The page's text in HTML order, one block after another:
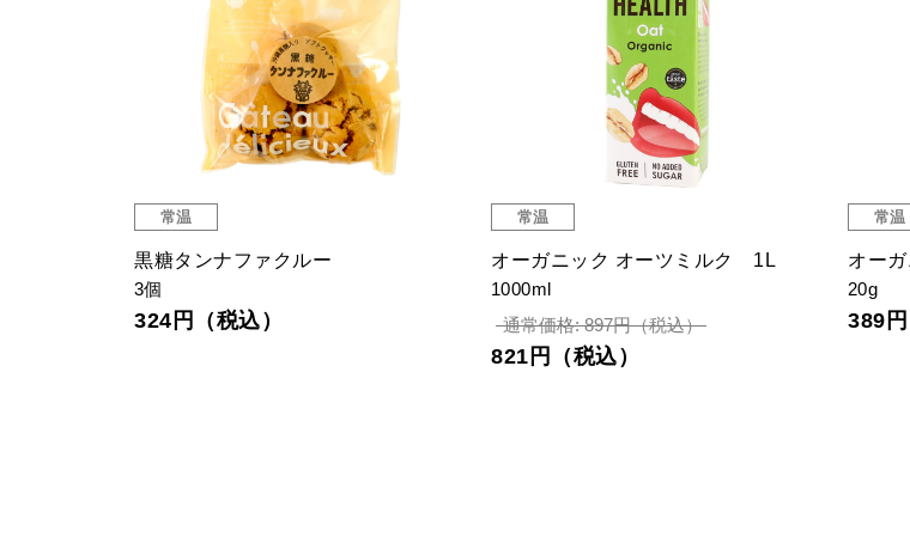
常温
黒糖タンナファクルー
3個
324円（税込）
常温
オーガニック オーツミルク 1L
1000ml
通常価格: 897円（税込）
821円（税込）
常温
オー
20g
389円